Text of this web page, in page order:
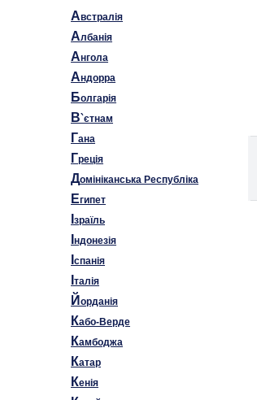
Австралія
Албанія
Ангола
Андорра
Болгарія
В`єтнам
Гана
Греція
Домініканська Республіка
Египет
зраїль
ндонезія
спанія
талія
Й орданія
Кабо-Верде
Камбоджа
Катар
Кенія